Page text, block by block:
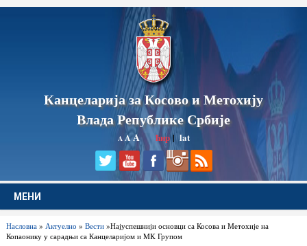
Канцеларија за Косово и Метохију
Влада Републике Србије
A AA ћир|lat
МЕНИ
Насловна» Актуелно » Вести»Најуспешнији основци са Косова и Метохије на
Копаонику у сарадњи са Канцеларијом и MK Групом